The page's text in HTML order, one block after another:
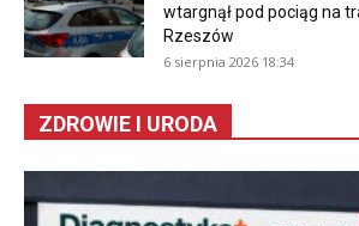
wtargnął pod pociąg na
Rzeszów
6 sierpnia 2026 18:34
ZDROWIE I URODA